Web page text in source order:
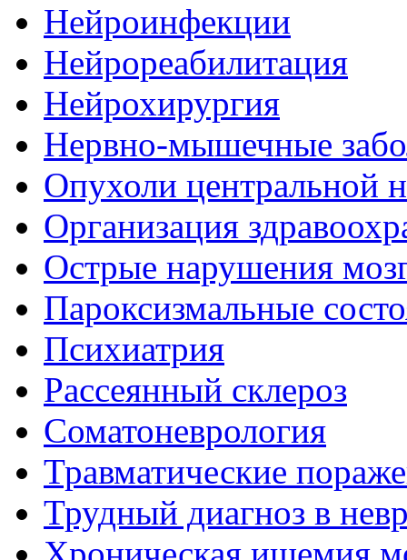
Нейроинфекции
Нейрореабилитация
Нейрохирургия
Нервно-мышечные
Опухоли центральной
Организация
Острые нарушения
Пароксизмальные
Психиатрия
Рассеянный склероз
Соматоневрология
Травматические
Трудный диагноз в